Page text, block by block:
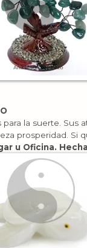
para la suerte. Sus
prosperidad. Si
u Oficina.